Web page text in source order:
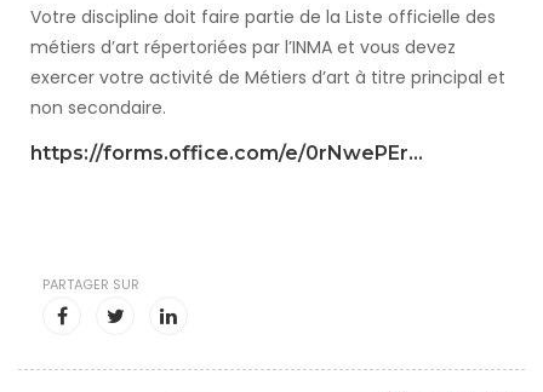
Votre discipline doit faire partie de la Liste officielle des
métiers d’art répertoriées par l’INMA et vous devez
exercer votre activité de Métiers d’art à titre principal et
non secondaire.
https://forms.office.com/e/0rNwePEr...
PARTAGER SUR